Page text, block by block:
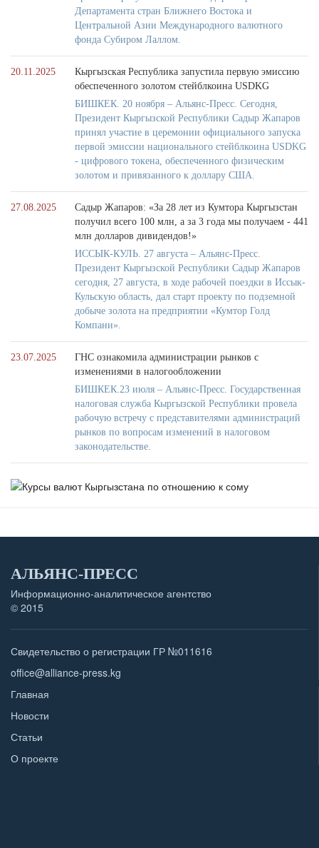
Департамента стран Ближнего Востока и
Центральной Азии Международного валютного
фонда Субиром Лаллом.
20.11.2025
Кыргызская Республика запустила первую эмиссию
обеспеченного золотом стейблкоина USDKG
БИШКЕК. 20 ноября – Альянс-Пресс. Сегодня,
Президент Кыргызской Республики Садыр Жапаров
принял участие в церемонии официального запуска
первой эмиссии национального стейблкоина USDKG
- цифрового токена, обеспеченного физическим
золотом и привязанного к доллару США.
27.08.2025
Садыр Жапаров: «За 28 лет из Кумтора Кыргызстан
получил всего 100 млн, а за 3 года мы получаем - 441
млн долларов дивидендов!»
ИССЫК-КУЛЬ. 27 августа – Альянс-Пресс.
Президент Кыргызской Республики Садыр Жапаров
сегодня, 27 августа, в ходе рабочей поездки в Иссык-
Кульскую область, дал старт проекту по подземной
добыче золота на предприятии «Кумтор Голд
Компани».
23.07.2025
ГНС ознакомила администрации рынков с
изменениями в налогообложении
БИШКЕК.23 июля – Альянс-Пресс. Государственная
налоговая служба Кыргызской Республики провела
рабочую встречу с представителями администраций
рынков по вопросам изменений в налоговом
законодательстве.
АЛЬЯНС-ПРЕСС
Информационно-аналитическое агентство
© 2015
Свидетельство о регистрации ГР №011616
office@alliance-press.kg
Главная
Новости
Статьи
О проекте